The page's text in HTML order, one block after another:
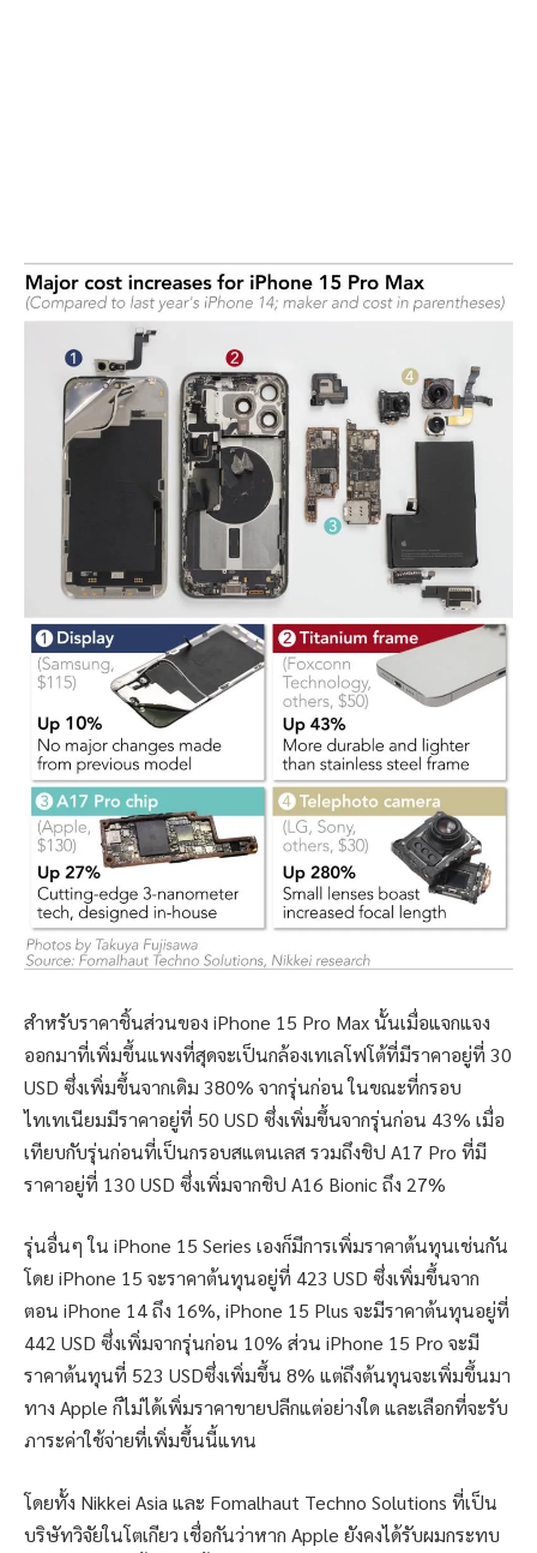
สำหรับราคาชิ้นส่วนของ iPhone 15 Pro Max นั้นเมื่อแจกแจง
ออกมาที่เพิ่มขึ้นแพงที่สุดจะเป็นกล้องเทเลโฟโต้ที่มีราคาอยู่ที่ 30
USD ซึ่งเพิ่มขึ้นจากเดิม 380% จากรุ่นก่อน ในขณะที่กรอบ
ไทเทเนียมมีราคาอยู่ที่ 50 USD ซึ่งเพิ่มขึ้นจากรุ่นก่อน 43% เมื่อ
เทียบกับรุ่นก่อนที่เป็นกรอบสแตนเลส รวมถึงชิป A17 Pro ที่มี
ราคาอยู่ที่ 130 USD ซึ่งเพิ่มจากชิป A16 Bionic ถึง 27%
รุ่นอื่นๆ ใน iPhone 15 Series เองก็มีการเพิ่มราคาต้นทุนเช่นกัน
โดย iPhone 15 จะราคาต้นทุนอยู่ที่ 423 USD ซึ่งเพิ่มขึ้นจาก
ตอน iPhone 14 ถึง 16%, iPhone 15 Plus จะมีราคาต้นทุนอยู่ที่
442 USD ซึ่งเพิ่มจากรุ่นก่อน 10% ส่วน iPhone 15 Pro จะมี
ราคาต้นทุนที่ 523 USDซึ่งเพิ่มขึ้น 8% แต่ถึงต้นทุนจะเพิ่มขึ้นมา
ทาง Apple ก็ไม่ได้เพิ่มราคาขายปลีกแต่อย่างใด และเลือกที่จะรับ
ภาระค่าใช้จ่ายที่เพิ่มขึ้นนี้แทน
โดยทั้ง Nikkei Asia และ Fomalhaut Techno Solutions ที่เป็น
บริษัทวิจัยในโตเกียว เชื่อกันว่าหาก Apple ยังคงได้รับผมกระทบ